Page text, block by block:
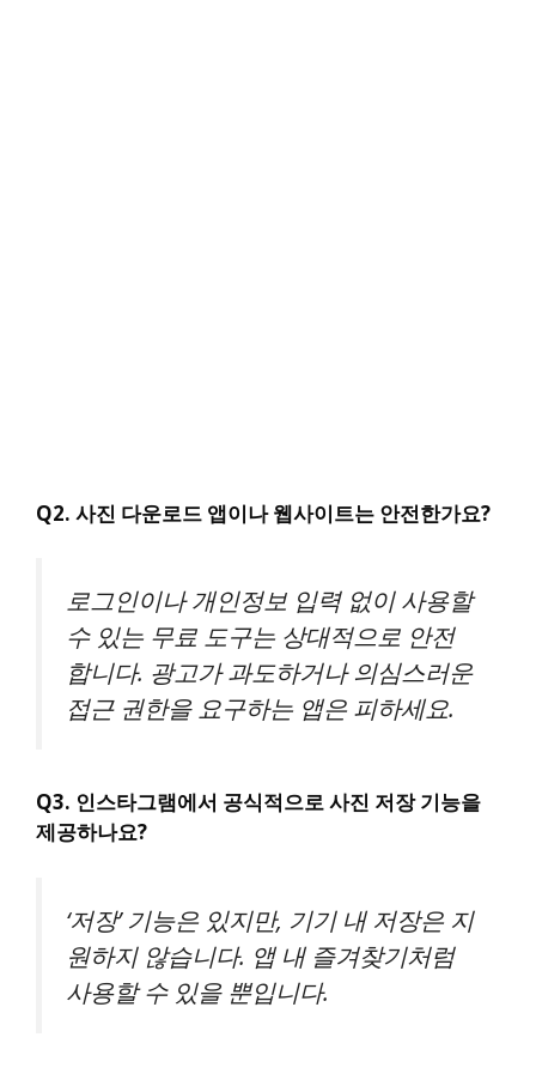
Q2. 사진 다운로드 앱이나 웹사이트는 안전한가요?
로그인이나 개인정보 입력 없이 사용할
수 있는 무료 도구는 상대적으로 안전
합니다. 광고가 과도하거나 의심스러운
접근 권한을 요구하는 앱은 피하세요.
Q3. 인스타그램에서 공식적으로 사진 저장 기능을
제공하나요?
‘저장’ 기능은 있지만, 기기 내 저장은 지
원하지 않습니다. 앱 내 즐겨찾기처럼
사용할 수 있을 뿐입니다.